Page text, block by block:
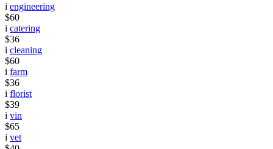
i engineering
$60
i catering
$36
i cleaning
$60
i farm
$36
i florist
$39
i vin
$65
i vet